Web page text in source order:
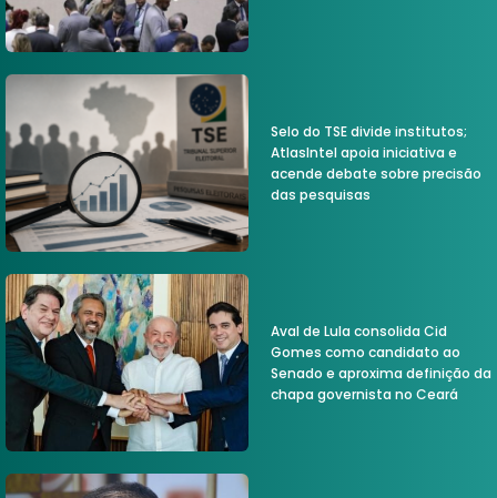
Selo do TSE divide institutos;
AtlasIntel apoia iniciativa e
acende debate sobre precisão
das pesquisas
Aval de Lula consolida Cid
Gomes como candidato ao
Senado e aproxima definição da
chapa governista no Ceará